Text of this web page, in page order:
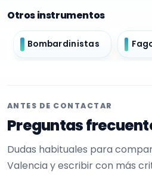
Otros instrumentos
Bombardinistas
ANTES DE CONTACTAR
Preguntas
Dudas habituales para
Valencia y escribir con más